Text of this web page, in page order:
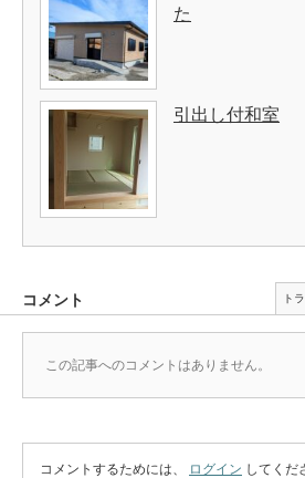
た
引出し付和室
コメント ト
この記事へのコメントはありません。
コメントするためには、 ログイン してくだ